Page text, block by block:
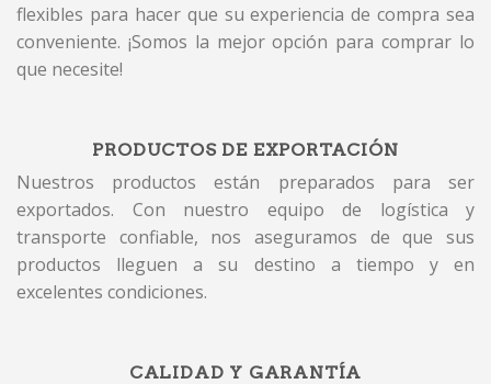
flexibles para hacer que su experiencia de compra sea
conveniente. ¡Somos la mejor opción para comprar lo
que necesite!
PRODUCTOS DE EXPORTACIÓN
Nuestros productos están preparados para ser
exportados. Con nuestro equipo de logística y
transporte confiable, nos aseguramos de que sus
productos lleguen a su destino a tiempo y en
excelentes condiciones.
CALIDAD Y GARANTÍA